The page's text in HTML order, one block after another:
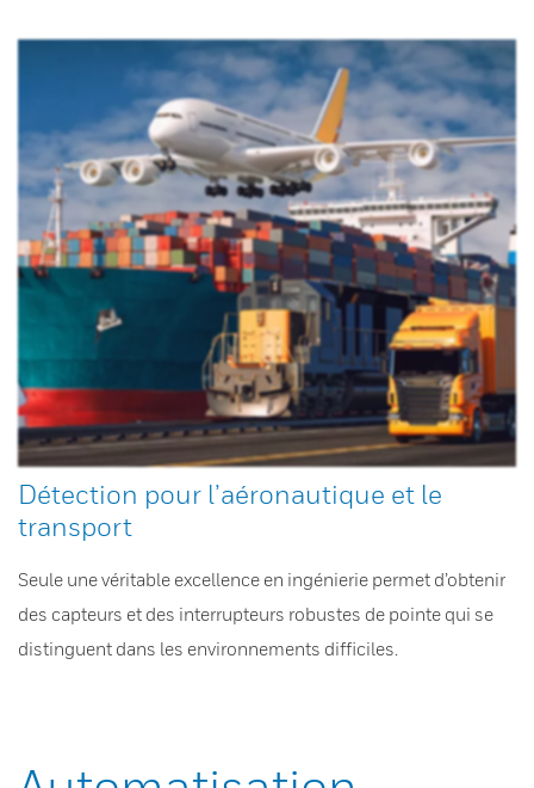
Détection pour l’aéronautique et le
transport
Seule une véritable excellence en ingénierie permet d’obtenir
des capteurs et des interrupteurs robustes de pointe qui se
distinguent dans les environnements difficiles.